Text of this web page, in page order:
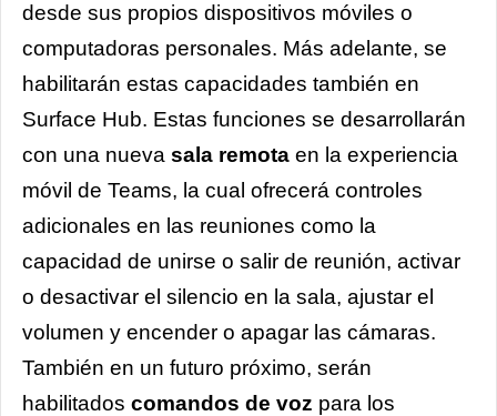
desde sus propios dispositivos móviles o
computadoras personales. Más adelante, se
habilitarán estas capacidades también en
Surface Hub. Estas funciones se desarrollarán
con una nueva sala remota en la experiencia
móvil de Teams, la cual ofrecerá controles
adicionales en las reuniones como la
capacidad de unirse o salir de reunión, activar
o desactivar el silencio en la sala, ajustar el
volumen y encender o apagar las cámaras.
También en un futuro próximo, serán
habilitados comandos de voz para los